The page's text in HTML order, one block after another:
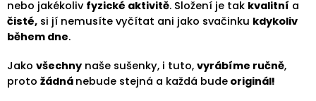
nebo jakékoliv fyzické aktivitě. Složení je tak kvalitní a
čisté, si jí nemusíte vyčítat ani jako svačinku kdykoliv
během dne.
Jako všechny naše sušenky, i tuto, vyrábíme ručně,
proto žádná nebude stejná a každá bude originál!